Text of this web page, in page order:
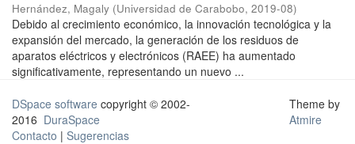
Hernández, Magaly (Universidad de Carabobo, 2019-08)
Debido al crecimiento económico, la innovación tecnológica y la
expansión del mercado, la generación de los residuos de
aparatos eléctricos y electrónicos (RAEE) ha aumentado
significativamente, representando un nuevo ...
DSpace software copyright © 2002-
2016 DuraSpace
Contacto | Sugerencias
Theme by
Atmire